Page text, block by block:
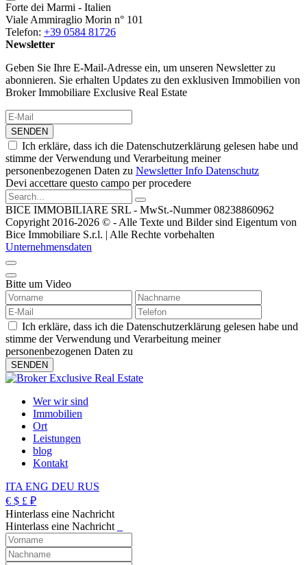
Forte dei Marmi - Italien
Viale Ammiraglio Morin n° 101
Telefon: +39 0584 81726
Newsletter
Geben Sie Ihre E-Mail-Adresse ein, um unseren Newsletter zu
abonnieren. Sie erhalten Updates zu den exklusiven Immobilien von
Broker Immobiliare Exclusive Real Estate
SENDEN
Ich erkläre, dass ich die Datenschutzerklärung gelesen habe und
stimme der Verwendung und Verarbeitung meiner
personenbezogenen Daten zu Newsletter Info Datenschutz
Devi accettare questo campo per procedere
BICE IMMOBILIARE SRL - MwSt.-Nummer 08238860962
Copyright 2016-2026 © - Alle Texte und Bilder sind Eigentum von
Bice Immobiliare S.r.l. | Alle Rechte vorbehalten
Unternehmensdaten
Bitte um Video
Ich erkläre, dass ich die Datenschutzerklärung gelesen habe und
stimme der Verwendung und Verarbeitung meiner
personenbezogenen Daten zu
Wer wir sind
Immobilien
Ort
Leistungen
blog
Kontakt
ITA ENG DEU RUS
€ $ £ ₽
Hinterlass eine Nachricht
Hinterlass eine Nachricht